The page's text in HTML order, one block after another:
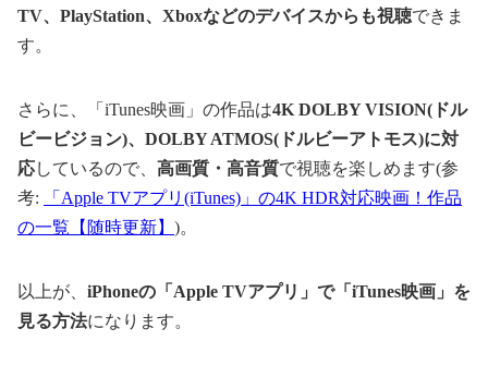
TV、PlayStation、Xboxなどのデバイスからも視聴できま
す。
さらに、「iTunes映画」の作品は4K DOLBY VISION(ドル
ビービジョン)、DOLBY ATMOS(ドルビーアトモス)に対
応しているので、 高画質・高音質で視聴を楽しめます(参
考:
「Apple TVアプリ(iTunes)」の4K HDR対応映画！作品
の一覧【随時更新】 )。
以上が、 iPhoneの「Apple TVアプリ」で「iTunes映画」を
見る方法になります。